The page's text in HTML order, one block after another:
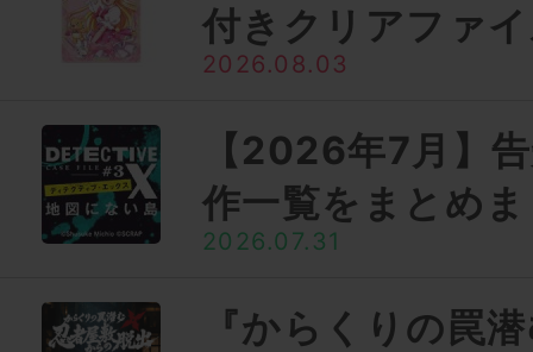
付きクリアファ
2026.08.03
【2026年7月】
作一覧をまとめ
2026.07.31
『からくりの罠